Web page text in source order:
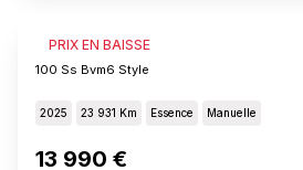
PRIX EN BAISSE
PEUGEOT 208
100 Ss Bvm6 Style
2025 23 931 Km Essence Manuelle
13 990 €